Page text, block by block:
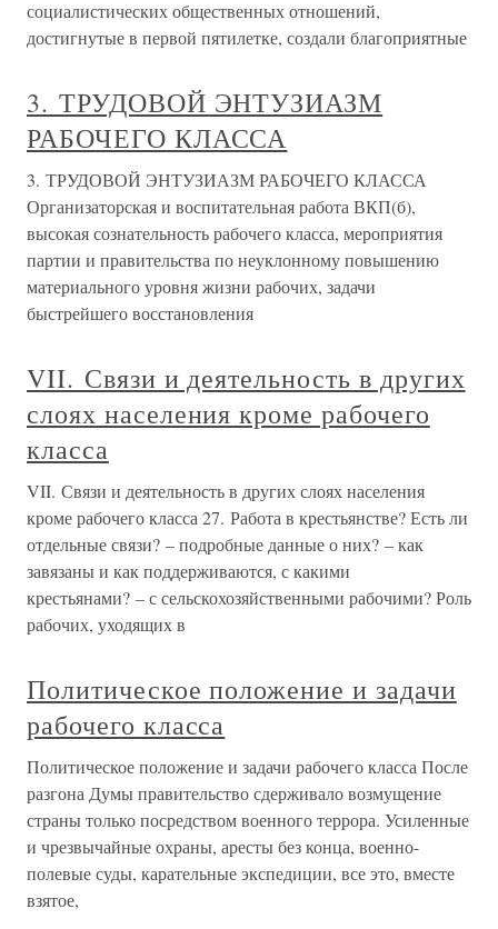
социалистических общественных отношений,
достигнутые в первой пятилетке, создали благоприятные
3. ТРУДОВОЙ ЭНТУЗИАЗМ
РАБОЧЕГО КЛАССА
3. ТРУДОВОЙ ЭНТУЗИАЗМ РАБОЧЕГО КЛАССА
Организаторская и воспитательная работа ВКП(б),
высокая сознательность рабочего класса, мероприятия
партии и правительства по неуклонному повышению
материального уровня жизни рабочих, задачи
быстрейшего восстановления
VII. Связи и деятельность в других
слоях населения кроме рабочего
класса
VII. Связи и деятельность в других слоях населения
кроме рабочего класса 27. Работа в крестьянстве? Есть ли
отдельные связи? – подробные данные о них? – как
завязаны и как поддерживаются, с какими
крестьянами? – с сельскохозяйственными рабочими? Роль
рабочих, уходящих в
Политическое положение и задачи
рабочего класса
Политическое положение и задачи рабочего класса После
разгона Думы правительство сдерживало возмущение
страны только посредством военного террора. Усиленные
и чрезвычайные охраны, аресты без конца, военно-
полевые суды, карательные экспедиции, все это, вместе
взятое,